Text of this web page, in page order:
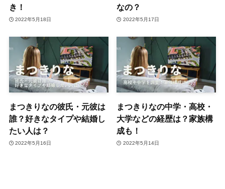
き！
2022年5月18日
なの？
2022年5月17日
まつきりなの彼氏・元彼は
誰？好きなタイプや結婚し
たい人は？
2022年5月16日
まつきりなの中学・高校・
大学などの経歴は？家族構
成も！
2022年5月14日